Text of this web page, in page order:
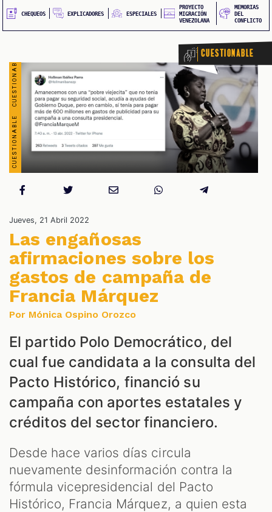
CHEQUEOS EXPLICADORES ESPECIALES
PROYECTO
MIGRACIÓN
VENEZOLANA
MEMORIAS
DEL
CONFLICTO
Cuestionable
Jueves, 21 Abril 2022
Las engañosas
afirmaciones sobre los
gastos de campaña de
Francia Márquez
Por Mónica Ospino Orozco
El partido Polo Democrático, del
cual fue candidata a la consulta del
Pacto Histórico, financió su
campaña con aportes estatales y
créditos del sector financiero.
Desde hace varios días circula
nuevamente desinformación contra la
fórmula vicepresidencial del Pacto
Histórico, Francia Márquez, a quien esta